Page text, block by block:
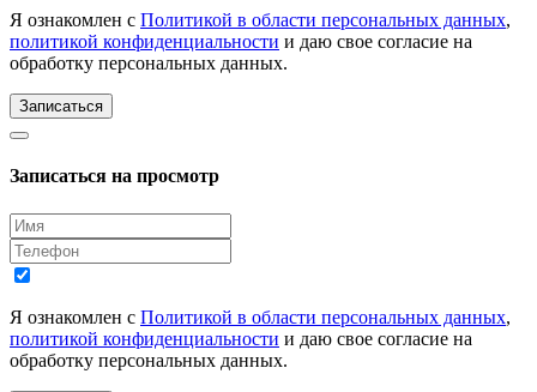
Я ознакомлен с Политикой в области персональных данных,
политикой конфиденциальности и даю свое согласие на
обработку персональных данных.
Записаться
Записаться на просмотр
Я ознакомлен с Политикой в области персональных данных,
политикой конфиденциальности и даю свое согласие на
обработку персональных данных.